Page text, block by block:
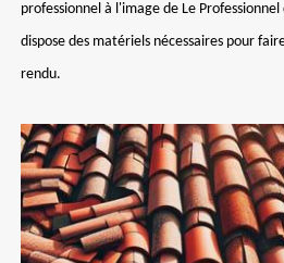
professionnel à l'image de Le
dispose des matériels nécessaires pour
rendu.